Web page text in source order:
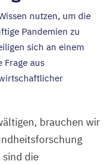
nutzen, um die
Pandemien zu
sich an einem
Frage aus
brauchen wir
sind die